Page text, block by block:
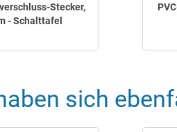
Stecker,
- Schalttafel
sich